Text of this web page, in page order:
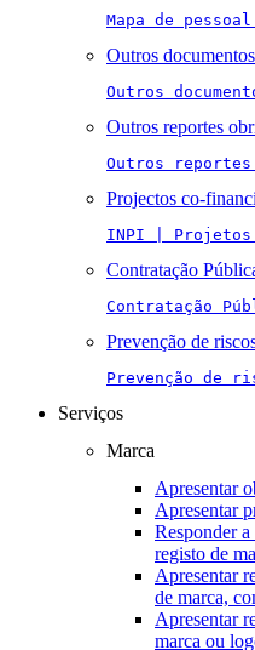
Mapa de
Outros
Outros
Outros reportes
Outros
Projectos co-
INPI | Projetos
Contratação
Contratação
Prevenção de
Prevenção de
Serviços
Marca
Apresentar
Apresentar
Responder
registo de
Apresentar
de marca,
Apresentar
marca ou